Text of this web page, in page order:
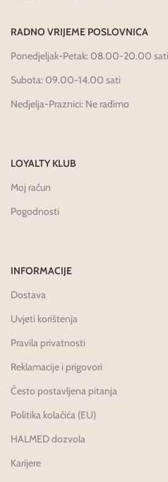
RADNO VRIJEME POSLOVNICA
Ponedjeljak-Petak: 08.00-20.00 sati
Subota: 09.00-14.00 sati
Nedjelja-Praznici: Ne radimo
LOYALTY KLUB
Moj račun
Pogodnosti
INFORMACIJE
Dostava
Uvjeti korištenja
Pravila privatnosti
Reklamacije i prigovori
Često postavljena pitanja
Politika kolačića (EU)
HALMED dozvola
Karijere